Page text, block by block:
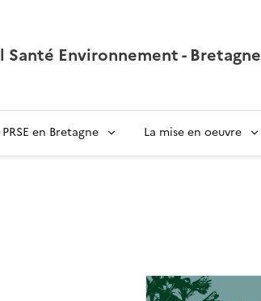
Santé Environnement - Bretagne
PRSE en Bretagne La mise en oeuvre